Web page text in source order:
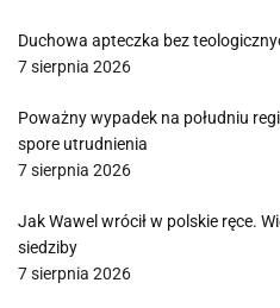
Duchowa apteczka bez
7 sierpnia 2026
Poważny wypadek na południu
spore utrudnienia
7 sierpnia 2026
Jak Wawel wrócił w polskie ręce.
siedziby
7 sierpnia 2026